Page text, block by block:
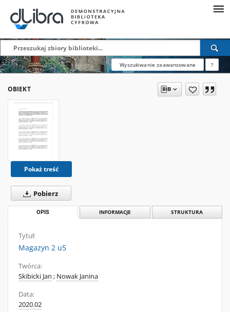
Wyszukiwanie zaawansowane ?
OBIEKT
Pokaż treść
Pobierz
OPIS INFORMACJE STRUKTURA
Tytuł:
Magazyn 2 u5
Twórca:
Skibicki Jan ; Nowak Janina
Data:
2020.02